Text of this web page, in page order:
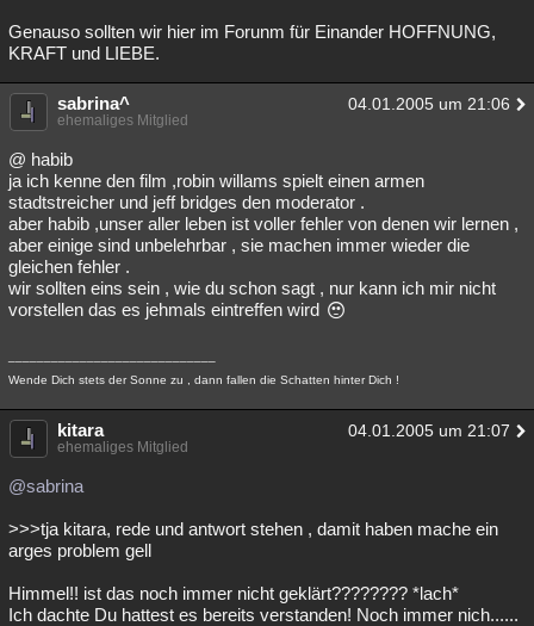
Genauso sollten wir hier im Forunm für Einander HOFFNUNG,
KRAFT und LIEBE.
sabrina^ 04.01.2005 um 21:06
ehemaliges Mitglied
@ habib
ja ich kenne den film ,robin willams spielt einen armen
stadtstreicher und jeff bridges den moderator .
aber habib ,unser aller leben ist voller fehler von denen wir lernen ,
aber einige sind unbelehrbar , sie machen immer wieder die
gleichen fehler .
wir sollten eins sein , wie du schon sagt , nur kann ich mir nicht
vorstellen das es jehmals eintreffen wird
Wende Dich stets der Sonne zu , dann fallen die Schatten hinter Dich !
kitara 04.01.2005 um 21:07
ehemaliges Mitglied
@sabrina
>>>tja kitara, rede und antwort stehen , damit haben mache ein
arges problem gell
Himmel!! ist das noch immer nicht geklärt???????? *lach*
Ich dachte Du hattest es bereits verstanden! Noch immer nich......